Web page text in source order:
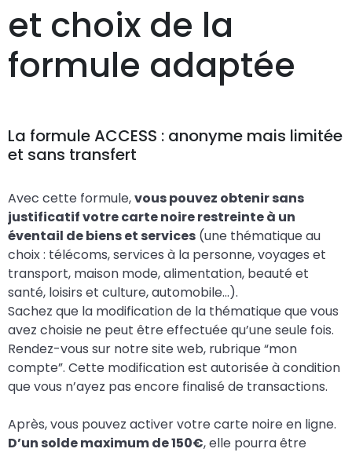
et choix de la
formule adaptée
La formule ACCESS : anonyme mais limitée
et sans transfert
Avec cette formule,vous pouvez obtenir sans
justificatif votre carte noire restreinte à un
éventail de biens et services (une thématique au
choix : télécoms, services à la personne, voyages et
transport, maison mode, alimentation, beauté et
santé, loisirs et culture, automobile…).
Sachez que la modification de la thématique que vous
avez choisie ne peut être effectuée qu’une seule fois.
Rendez-vous sur notre site web, rubrique “mon
compte”. Cette modification est autorisée à condition
que vous n’ayez pas encore finalisé de transactions.
Après, vous pouvez activer votre carte noire en ligne.
D’un solde maximum de 150€, elle pourra être